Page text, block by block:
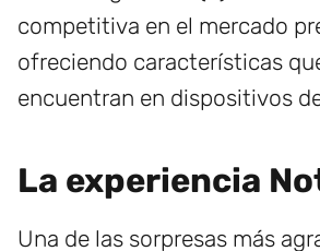
competitiva en el mercado
ofreciendo características
encuentran en dispositivos
La experiencia
Una de las sorpresas más